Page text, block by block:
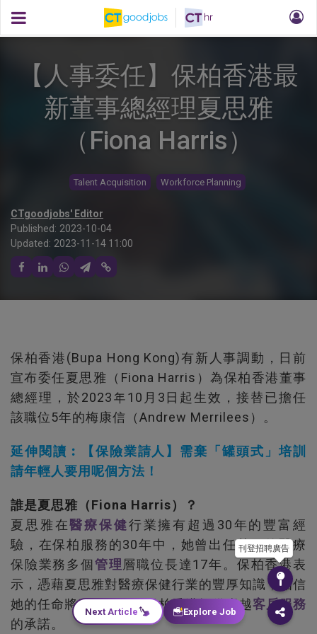
【人事委任】保柏香港最
新董事總經理夏思雅
（Fiona Harris）
Talent Acquisition Workforce Planning
CTgoodjobs' Editor
Published: 2023-10-04
Updated: 2023-11-14 11:00
保柏香港(Bupa Hong Kong)有新人事調動，日前
宣布委任夏思雅（Fiona Harris）為保柏香港董事
總經理，於2023年10月3日起生效，接替已擔任
該職位5年的梅康信（Andrew Merrilees）。
延伸閱讀︰【保險業請人】需棄「罐頭式」培訓
請年輕人要用呢個方法！
誰是夏思雅（Fiona Harris）？
夏思雅在醫療保健行業擁有超過30年的豐富經
驗，在保柏服務的30年中，她曾出任英國的醫療
保險業務多個管理層職位長達17年。保柏香港表
示，憑藉夏思雅對醫療保健行業的豐厚知識，相信
她的任命將進一步鞏固保柏香港提供卓越客戶服務
的承諾。
刊登招聘廣告
Next Article Explore Job